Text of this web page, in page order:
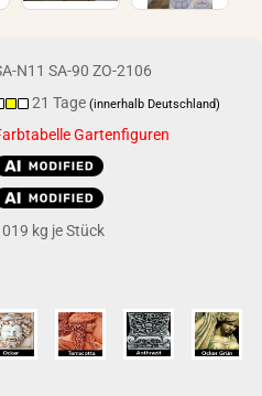
N11 SA-90 ZO-2106
21 Tage(innerhalb Deutschland)
Gartenfiguren
kg je Stück